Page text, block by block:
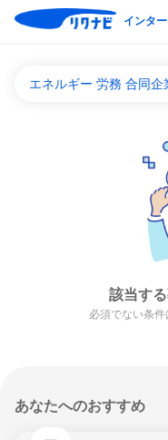
インタ
該当す
必須でない条件
あなたへのおすすめ